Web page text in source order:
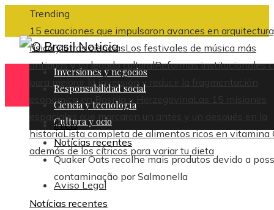
Trending
15 ecuaciones que impulsaron avances en
física y otras cienciasLos festivales de música más
antiguos y su legado culturalReformas institucionales
para mejorar la inversión y reducir la fragmentación
económica en Bosnia y Herzegovina
Las 15 misiones
espaciales que marcaron un antes y un después en la
historiaLista completa de alimentos ricos en vitamina
además de los cítricos para variar tu dieta
Aviso Legal
Inversiones y negocios
Responsabilidad social
Ciencia y tecnología
Cultura y ocio
Inicio
Notícias recentes
Quaker Oats recolhe mais produtos devido a
contaminação por Salmonella
Notícias recentes